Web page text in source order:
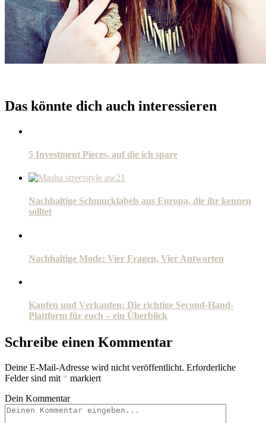
Das könnte dich auch interessieren
5 Investment Pieces, auf die ich spare
Nachhaltige Schmucklabels aus Europa, die ihr kennen
solltet
Nachhaltige Mode: Vier Fragen, Vier Antworten
Kaufen und Verkaufen: Die richtige Second-Hand-
Plattform für euch – ein Überblick
Schreibe einen Kommentar
Deine E-Mail-Adresse wird nicht veröffentlicht. Erforderliche
Felder sind mit * markiert
Dein Kommentar